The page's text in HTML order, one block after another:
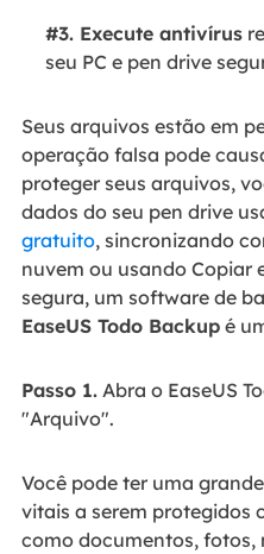
#3. Execute antivírus
seu PC e pen drive
Seus arquivos estão em
operação falsa pode
proteger seus arquivos,
dados do seu pen drive
gratuito, sincronizando
nuvem ou usando Copiar
segura, um software de
EaseUS Todo Backupé
Passo 1.Abra o EaseUS
"Arquivo".
Você pode ter uma
vitais a serem protegidos
como documentos, fotos,